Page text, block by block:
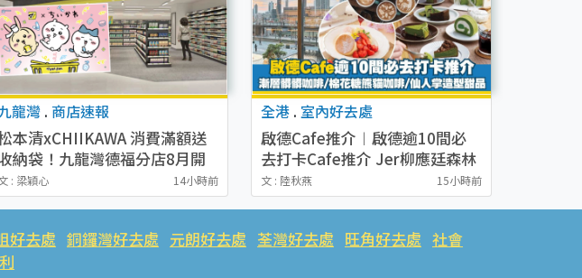
龍灣 . 商店速報
本清xCHIIKAWA 消費滿額送
納袋！九龍灣德福分店8月開
！新張優惠全店9折/送$30優
券+購物袋
: 梁穎心 14小時前
全港 . 室內好去處
啟德Cafe推介︱啟德逾10間必
去打卡Cafe推介 Jer柳應廷森林
系Cafe／日本過江龍焙茶蕨餅芭
菲／棉花糖熊貓咖啡
文 : 陸秋燕 15小時前
好去處 銅鑼灣好去處 元朗好去處 荃灣好去處 旺角好去處 社會